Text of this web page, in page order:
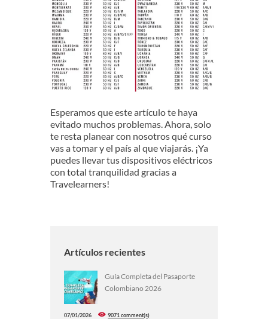
Esperamos que este artículo te haya
evitado muchos problemas. Ahora, solo
te resta planear con nosotros qué curso
vas a tomar y el país al que viajarás. ¡Ya
puedes llevar tus dispositivos eléctricos
con total tranquilidad gracias a
Travelearners!
Artículos recientes
Guía Completa del Pasaporte
Colombiano 2026
07/01/2026 9071 comment(s)